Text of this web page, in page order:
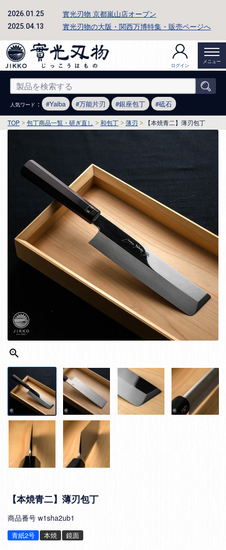
2026.01.25 實光刃物 京都嵐山店オープン
2025.04.13 實光刃物の大阪・関西万博特集・販売ページへ
ログイン
メニュー
人気ワード ： Yaiba 万能片刃 銀座包丁 砥石
TOP 包丁商品一覧・研ぎ直し 和包丁 薄刃 【本焼青二】薄刃包丁
【本焼青二】薄刃包丁
商品番号 w1sha2ub1
青紙2号 本焼 鏡面